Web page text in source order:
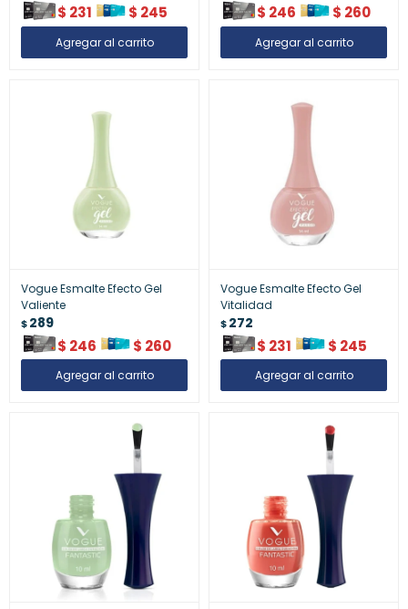
$ 231 $ 245 $ 246 $ 260
Vogue Esmalte Efecto Gel
Valiente
$289
$ 246 $ 260
Vogue Esmalte Efecto Gel
Vitalidad
$272
$ 231 $ 245